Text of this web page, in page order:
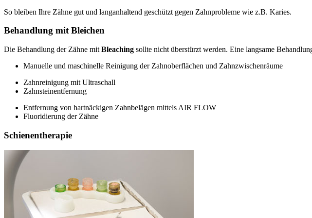
So bleiben Ihre Zähne gut und langanhaltend geschützt gegen Zahnprobleme wie z.B. Karies.
Behandlung mit Bleichen
Die Behandlung der Zähne mit Bleaching sollte nicht überstürzt werden. Eine langsame
Manuelle und maschinelle Reinigung der Zahnoberflächen und Zahnzwischenräume
Zahnreinigung mit Ultraschall
Zahnsteinentfernung
Entfernung von hartnäckigen Zahnbelägen mittels AIR FLOW
Fluoridierung der Zähne
Schienentherapie